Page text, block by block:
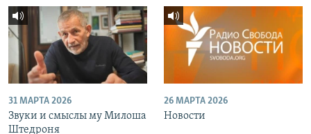
31 МАРТА 2026
Звуки и смыслы му Милоша
Штедроня
26 МАРТА 2026
Новости